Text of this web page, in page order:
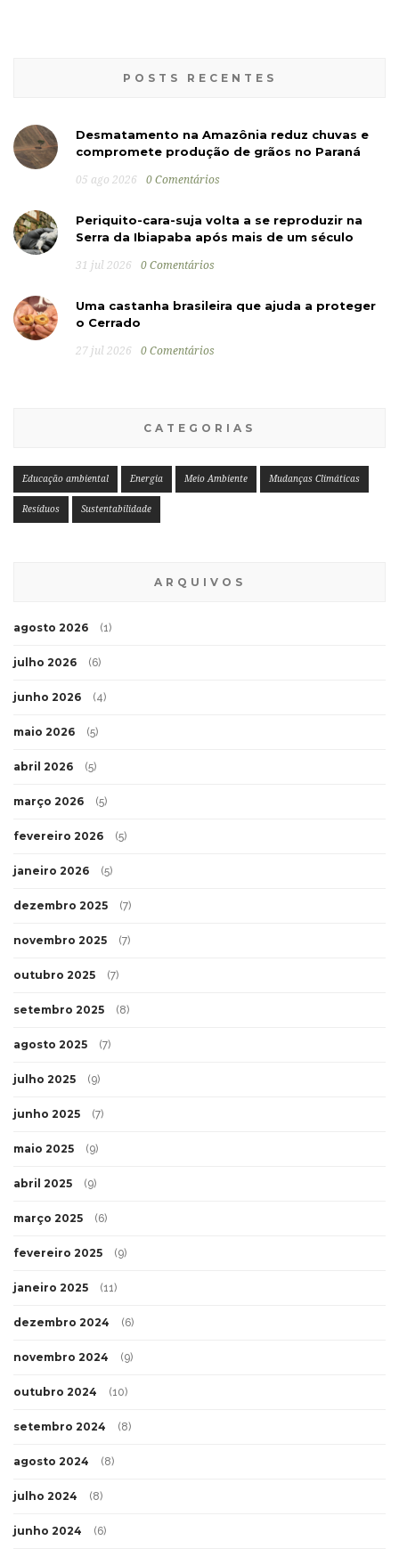
POSTS RECENTES
Desmatamento na Amazônia reduz chuvas e
compromete produção de grãos no Paraná
05 ago 2026 0 Comentários
Periquito-cara-suja volta a se reproduzir na
Serra da Ibiapaba após mais de um século
31 jul 2026 0 Comentários
Uma castanha brasileira que ajuda a proteger
o Cerrado
27 jul 2026 0 Comentários
CATEGORIAS
Educação ambiental Energia Meio Ambiente Mudanças Climáticas
Resíduos Sustentabilidade
ARQUIVOS
agosto 2026 (1)
julho 2026 (6)
junho 2026 (4)
maio 2026 (5)
abril 2026 (5)
março 2026 (5)
fevereiro 2026 (5)
janeiro 2026 (5)
dezembro 2025 (7)
novembro 2025 (7)
outubro 2025 (7)
setembro 2025 (8)
agosto 2025 (7)
julho 2025 (9)
junho 2025 (7)
maio 2025 (9)
abril 2025 (9)
março 2025 (6)
fevereiro 2025 (9)
janeiro 2025 (11)
dezembro 2024 (6)
novembro 2024 (9)
outubro 2024 (10)
setembro 2024 (8)
agosto 2024 (8)
julho 2024 (8)
junho 2024 (6)